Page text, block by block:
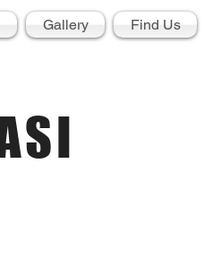
Gallery Find Us